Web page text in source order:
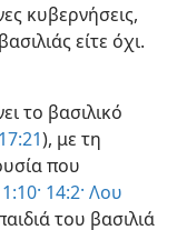
κυβερνήσεις,
είτε όχι.
το βασιλικό
), με τη
που
14:2· Λου
του βασιλιά